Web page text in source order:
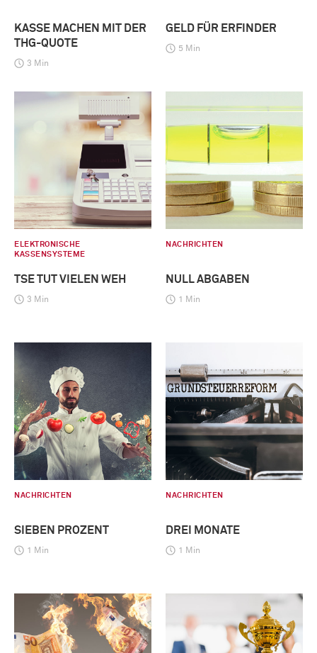
KASSE MACHEN MIT DER
THG-QUOTE
3 Min
GELD FÜR ERFINDER
5 Min
ELEKTRONISCHE
KASSENSYSTEME
TSE TUT VIELEN WEH
3 Min
NACHRICHTEN
NULL ABGABEN
1 Min
NACHRICHTEN
SIEBEN PROZENT
1 Min
NACHRICHTEN
DREI MONATE
1 Min